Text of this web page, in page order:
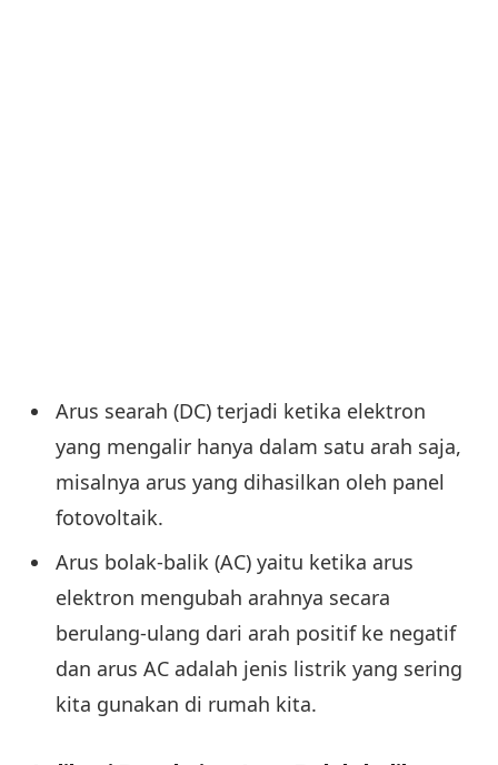
Arus searah (DC) terjadi ketika elektron
yang mengalir hanya dalam satu arah saja,
misalnya arus yang dihasilkan oleh panel
fotovoltaik.
Arus bolak-balik (AC) yaitu ketika arus
elektron mengubah arahnya secara
berulang-ulang dari arah positif ke negatif
dan arus AC adalah jenis listrik yang sering
kita gunakan di rumah kita.